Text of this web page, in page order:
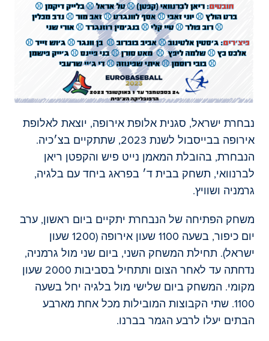
נבחרת ישראל, סגנית אלופת אירופה, יוצאת לאלופת
אירופה בבייסבול לשנת 2023, שתתקיים בצ׳כיה.
הנבחרת, בהובלת המאמן נייט פיש והקפטן ריאן
לברנוואי, תשחק בבית ד׳ בפראג ביחד עם בלגיה,
גרמניה ושוויץ.
משחק הפתיחה של הנבחרת יתקיים ביום ראשון, ערב
יום כיפור, בשעה 1100 שעון אירופה (1200 שעון
ישראל). תחילת המשחק השני, ביום שני מול גרמניה,
נדחתה עד לאחר הצום ותתחיל בסביבות 2000 שעון
מקומי. המשחק ביום שלישי מול בלגיה יחל בשעה
1100. שתי הקבוצות המובילות מכל אחת מארבע
הבתים יעלו לרבע הגמר בברנו.